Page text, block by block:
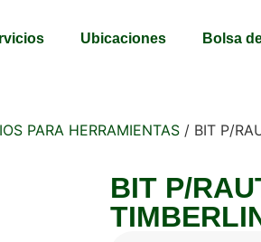
Ubicaciones Bolsa
PARA HERRAMIENTAS / BIT P/
BIT P/